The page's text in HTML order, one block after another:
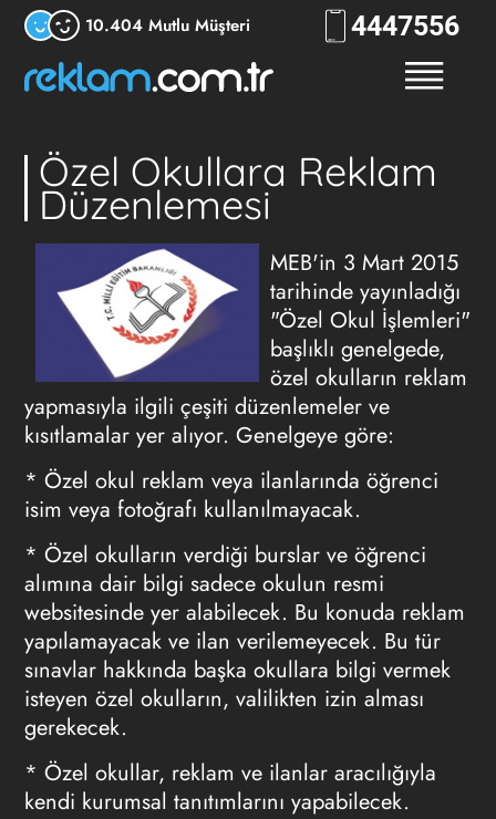
10.404 Mutlu Müşteri 444RKLM
Özel Okullara Reklam
Düzenlemesi
MEB'in 3 Mart 2015
tarihinde yayınladığı
"Özel Okul İşlemleri"
başlıklı genelgede,
özel okulların reklam
yapmasıyla ilgili çeşiti düzenlemeler ve
kısıtlamalar yer alıyor. Genelgeye göre:
* Özel okul reklam veya ilanlarında öğrenci
isim veya fotoğrafı kullanılmayacak.
* Özel okulların verdiği burslar ve öğrenci
alımına dair bilgi sadece okulun resmi
websitesinde yer alabilecek. Bu konuda reklam
yapılamayacak ve ilan verilemeyecek. Bu tür
sınavlar hakkında başka okullara bilgi vermek
isteyen özel okulların, valilikten izin alması
gerekecek.
* Özel okullar, reklam ve ilanlar aracılığıyla
kendi kurumsal tanıtımlarını yapabilecek.